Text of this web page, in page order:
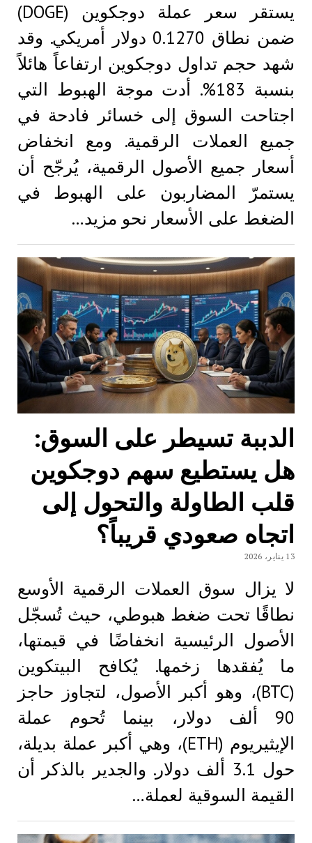
يستقر سعر عملة دوجكوين (DOGE)
ضمن نطاق 0.1270 دولار أمريكي. وقد
شهد حجم تداول دوجكوين ارتفاعاً هائلاً
بنسبة 183%. أدت موجة الهبوط التي
اجتاحت السوق إلى خسائر فادحة في
جميع العملات الرقمية. ومع انخفاض
أسعار جميع الأصول الرقمية، يُرجّح أن
يستمرّ المضاربون على الهبوط في
الضغط على الأسعار نحو مزيد…
الدببة تسيطر على السوق:
هل يستطيع سهم دوجكوين
قلب الطاولة والتحول إلى
اتجاه صعودي قريباً؟
13 يناير، 2026
لا يزال سوق العملات الرقمية الأوسع
نطاقًا تحت ضغط هبوطي، حيث تُسجّل
الأصول الرئيسية انخفاضًا في قيمتها،
ما يُفقدها زخمها. يُكافح البيتكوين
(BTC)، وهو أكبر الأصول، لتجاوز حاجز
90 ألف دولار، بينما تُحوم عملة
الإيثيريوم (ETH)، وهي أكبر عملة بديلة،
حول 3.1 ألف دولار. والجدير بالذكر أن
القيمة السوقية لعملة…